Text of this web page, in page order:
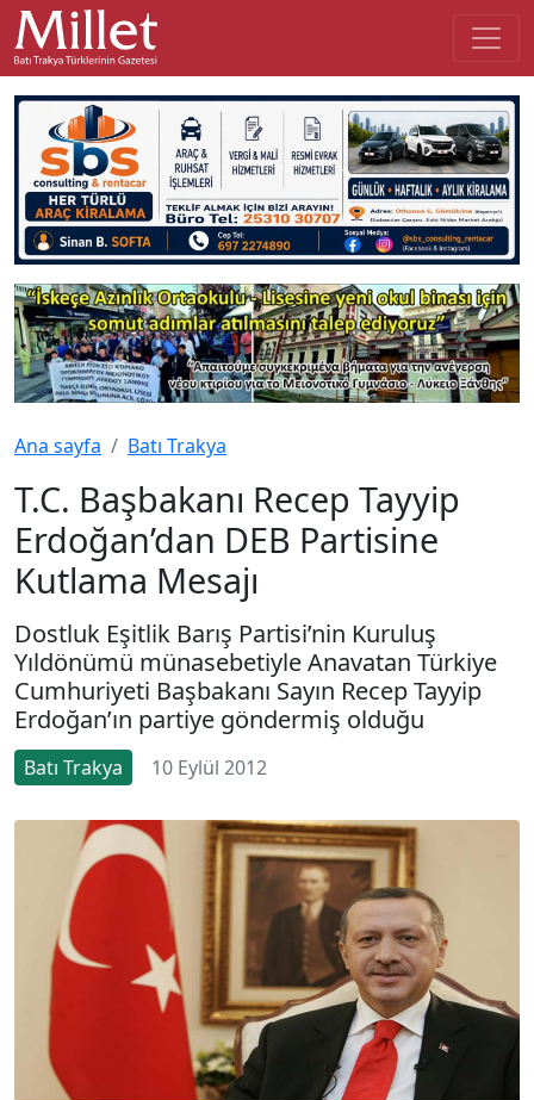
Ana sayfa Batı Trakya
T.C. Başbakanı Recep Tayyip
Erdoğan’dan DEB Partisine
Kutlama Mesajı
Dostluk Eşitlik Barış Partisi’nin Kuruluş
Yıldönümü münasebetiyle Anavatan Türkiye
Cumhuriyeti Başbakanı Sayın Recep Tayyip
Erdoğan’ın partiye göndermiş olduğu
Batı Trakya 10 Eylül 2012